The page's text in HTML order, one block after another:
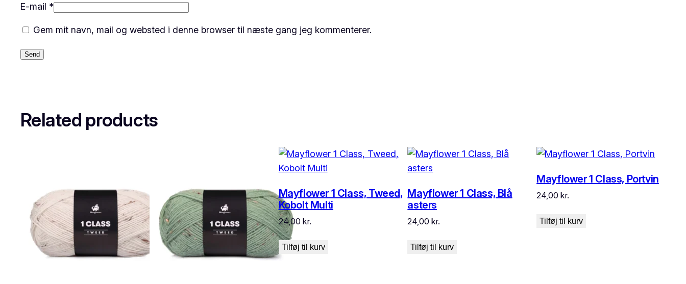
E-mail *
Gem mit navn, mail og websted i denne browser til næste gang jeg kommenterer.
Related products
Mayflower 1 Class, Tweed,
Kobolt Multi
24,00 kr.
Tilføj til kurv
Mayflower 1 Class, Blå
asters
24,00kr.
Tilføj til kurv
Mayflower 1 Class, Portvin
24,00kr.
Tilføj til kurv